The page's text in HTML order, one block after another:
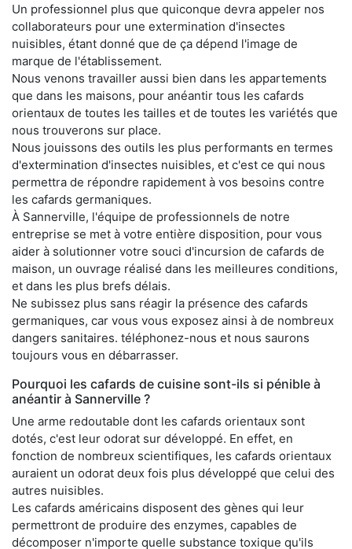
Un professionnel plus que quiconque devra appeler nos
collaborateurs pour une extermination d'insectes
nuisibles, étant donné que de ça dépend l'image de
marque de l'établissement.
Nous venons travailler aussi bien dans les appartements
que dans les maisons, pour anéantir tous les cafards
orientaux de toutes les tailles et de toutes les variétés que
nous trouverons sur place.
Nous jouissons des outils les plus performants en termes
d'extermination d'insectes nuisibles, et c'est ce qui nous
permettra de répondre rapidement à vos besoins contre
les cafards germaniques.
À Sannerville, l'équipe de professionnels de notre
entreprise se met à votre entière disposition, pour vous
aider à solutionner votre souci d'incursion de cafards de
maison, un ouvrage réalisé dans les meilleures conditions,
et dans les plus brefs délais.
Ne subissez plus sans réagir la présence des cafards
germaniques, car vous vous exposez ainsi à de nombreux
dangers sanitaires. téléphonez-nous et nous saurons
toujours vous en débarrasser.
Pourquoi les cafards de cuisine sont-ils si pénible à
anéantir à Sannerville ?
Une arme redoutable dont les cafards orientaux sont
dotés, c'est leur odorat sur développé. En effet, en
fonction de nombreux scientifiques, les cafards orientaux
auraient un odorat deux fois plus développé que celui des
autres nuisibles.
Les cafards américains disposent des gènes qui leur
permettront de produire des enzymes, capables de
décomposer n'importe quelle substance toxique qu'ils